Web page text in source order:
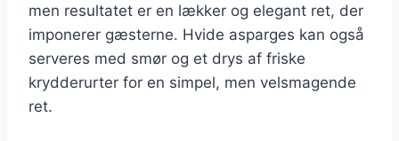
men resultatet er en lækker og elegant ret, der
imponerer gæsterne. Hvide asparges kan også
serveres med smør og et drys af friske
krydderurter for en simpel, men velsmagende
ret.